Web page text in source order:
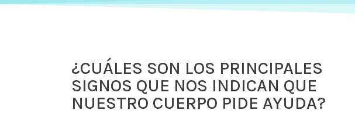
¿CUÁLES SON LOS PRINCIPALES
SIGNOS QUE NOS INDICAN QUE
NUESTRO CUERPO PIDE AYUDA?